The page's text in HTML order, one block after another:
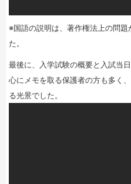
※国語の説明は、著作権法上の問
た。
最後に、入学試験の概要と入試当
心にメモを取る保護者の方も多く
る光景でした。